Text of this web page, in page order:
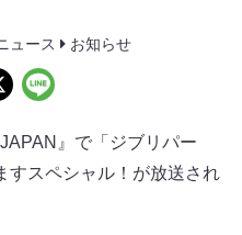
ュース お知らせ
』で「ジブリパー
すスペシャル！が放送され